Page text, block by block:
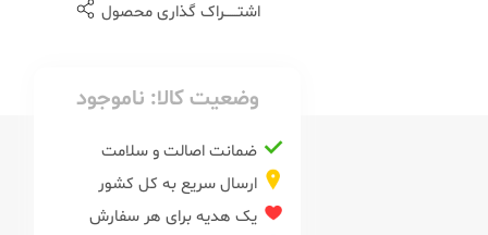
اشتــــــراک گذاری محصول
وضعیت کالا: ناموجود
ضمانت اصالت و سلامت
ارسال سریع به کل کشور
یک هدیه برای هر سفارش